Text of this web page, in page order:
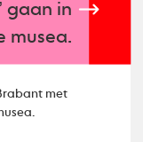
gaan in
musea.
met